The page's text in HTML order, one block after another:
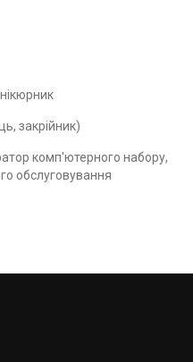
закрійник)
комп'ютерного набору,
обслуговування